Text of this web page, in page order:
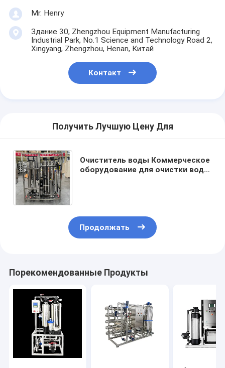
Mr. Henry
Здание 30, Zhengzhou Equipment Manufacturing
Industrial Park, No.1 Science and Technology Road 2,
Xingyang, Zhengzhou, Henan, Китай
Контакт
Получить Лучшую Цену Для
Очиститель воды Коммерческое
оборудование для очистки воды
Продолжать
Порекомендованные Продукты